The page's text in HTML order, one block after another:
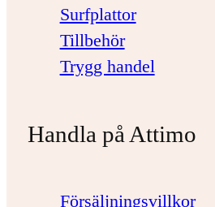
Surfplattor
Tillbehör
Trygg handel
Handla på Attimo
Försäljningsvillkor